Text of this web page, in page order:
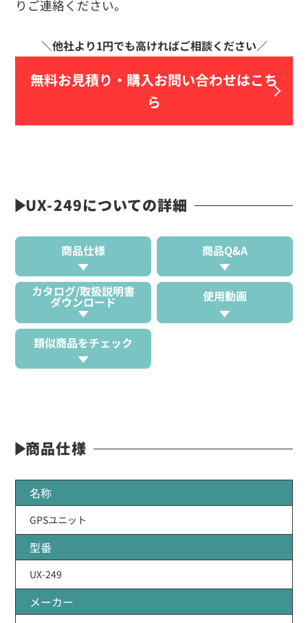
りご連絡ください。
無料お見積り・ 購入お問い合わせはこち
ら
UX-249についての詳細
商品仕様 商品Q&A
カタログ/取扱説明書
ダウンロード 使用動画
類似商品をチェック
商品仕様
名称
GPSユニット
型番
UX-249
メーカー